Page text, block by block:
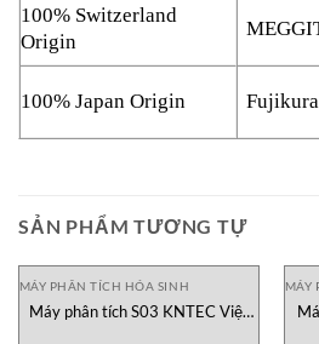
100% Switzerland
Origin
100% Japan Origin
SẢN PHẨM TƯƠNG TỰ
MÁY PHÂN TÍCH HÓA SINH
Máy phân tích S03 KNTEC Việt
MÁY